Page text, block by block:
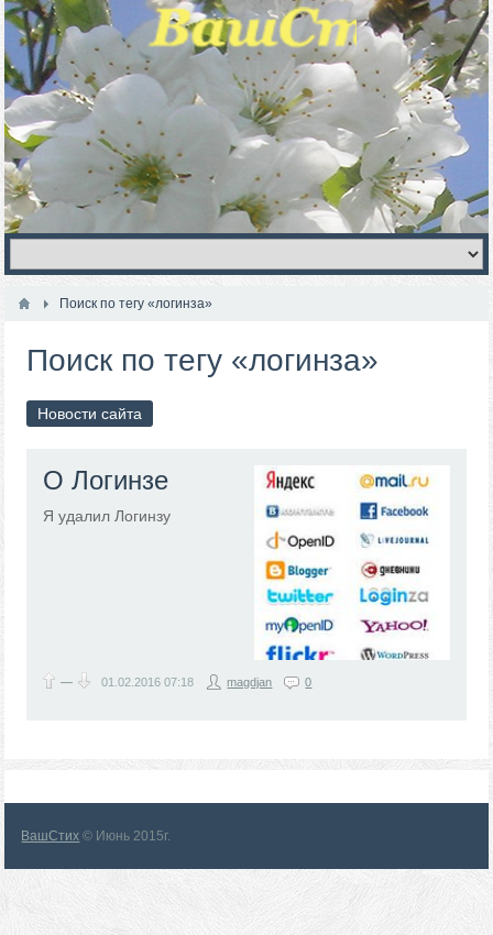
Поиск по тегу «логинза»
Поиск по тегу «логинза»
Новости сайта
О Логинзе
Я удалил Логинзу
— 01.02.201607:18 magdjan 0
ВашСтих © Июнь 2015г.